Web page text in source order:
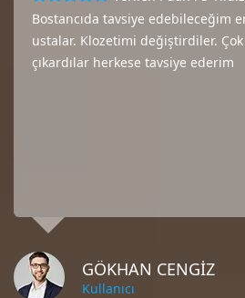
Bostancıda tavsiye edebileceğim
ustalar. Klozetimi değiştirdiler.
çıkardılar herkese tavsiye ederim
GÖKHAN CENGIZ
Kullanıcı